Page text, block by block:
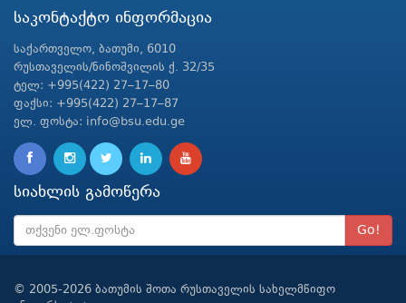
საკონტაქტო ინფორმაცია
საქართველო, ბათუმი, 6010
რუსთაველის/ნინოშვილის ქ. 32/35
ტელ: +995(422) 27–17–80
ფაქსი: +995(422) 27–17–87
ელ. ფოსტა: info@bsu.edu.ge
სიახლის გამოწერა
Go!
© 2005-2026 ბათუმის შოთა რუსთაველის სახელმწიფო